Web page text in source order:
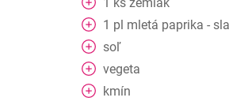
1 pl mletá paprika -
soľ
vegeta
kmín